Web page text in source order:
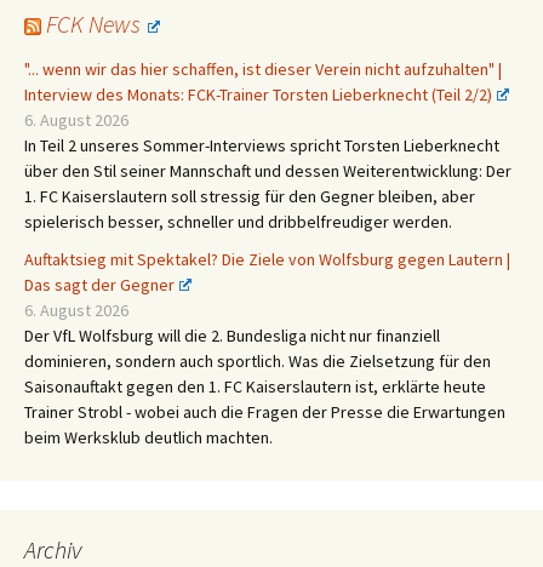
FCK News
"... wenn wir das hier schaffen, ist dieser Verein nicht aufzuhalten" |
Interview des Monats: FCK-Trainer Torsten Lieberknecht (Teil 2/2)
6. August 2026
In Teil 2 unseres Sommer-Interviews spricht Torsten Lieberknecht
über den Stil seiner Mannschaft und dessen Weiterentwicklung: Der
1. FC Kaiserslautern soll stressig für den Gegner bleiben, aber
spielerisch besser, schneller und dribbelfreudiger werden.
Auftaktsieg mit Spektakel? Die Ziele von Wolfsburg gegen Lautern |
Das sagt der Gegner
6. August 2026
Der VfL Wolfsburg will die 2. Bundesliga nicht nur finanziell
dominieren, sondern auch sportlich. Was die Zielsetzung für den
Saisonauftakt gegen den 1. FC Kaiserslautern ist, erklärte heute
Trainer Strobl - wobei auch die Fragen der Presse die Erwartungen
beim Werksklub deutlich machten.
Archiv